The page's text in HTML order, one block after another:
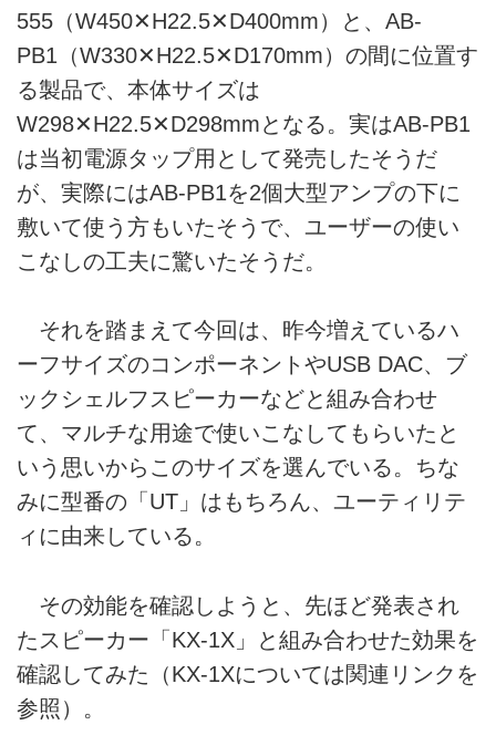
555（W450✕H22.5✕D400mm）と、AB-
PB1（W330✕H22.5✕D170mm）の間に位置す
る製品で、本体サイズは
W298✕H22.5✕D298mmとなる。実はAB-PB1
は当初電源タップ用として発売したそうだ
が、実際にはAB-PB1を2個大型アンプの下に
敷いて使う方もいたそうで、ユーザーの使い
こなしの工夫に驚いたそうだ。
それを踏まえて今回は、昨今増えているハ
ーフサイズのコンポーネントやUSB DAC、ブ
ックシェルフスピーカーなどと組み合わせ
て、マルチな用途で使いこなしてもらいたと
いう思いからこのサイズを選んでいる。ちな
みに型番の「UT」はもちろん、ユーティリテ
ィに由来している。
その効能を確認しようと、先ほど発表され
たスピーカー「KX-1X」と組み合わせた効果を
確認してみた（KX-1Xについては関連リンクを
参照）。